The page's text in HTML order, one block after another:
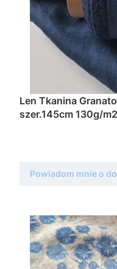
Len Tkanina Granatowy prany
szer.145cm 130g/m2
Powiadom mnie o